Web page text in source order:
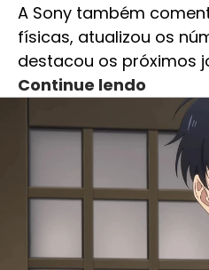
A Sony também
físicas, atualizou os
destacou os próximos
Continue lendo